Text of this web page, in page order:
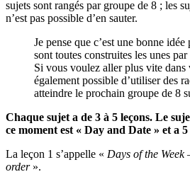
sujets sont rangés par groupe de 8 ; les
n’est pas possible d’en sauter.
Je pense que c’est une bonne
sont toutes construites les unes
Si vous voulez aller plus vite dans
également possible d’utiliser des
atteindre le prochain groupe de 8
Chaque sujet a de 3 à 5 leçons. Le
ce moment est « Day and Date » et a 5
La leçon 1 s’appelle « Days of the Week
order ».